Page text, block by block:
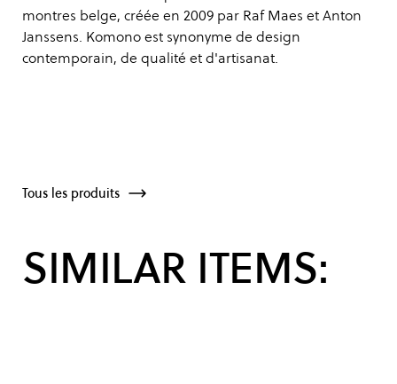
montres belge, créée en 2009 par Raf Maes et Anton
Janssens. Komono est synonyme de design
contemporain, de qualité et d'artisanat.
Tous les produits
SIMILAR ITEMS: